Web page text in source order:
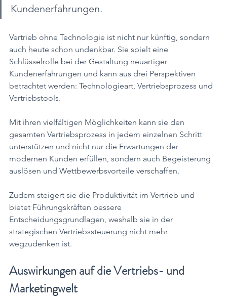
Kundenerfahrungen.
Vertrieb ohne Technologie ist nicht nur künftig, sondern
auch heute schon undenkbar. Sie spielt eine
Schlüsselrolle bei der Gestaltung neuartiger
Kundenerfahrungen und kann aus drei Perspektiven
betrachtet werden: Technologieart, Vertriebsprozess und
Vertriebstools.
Mit ihren vielfältigen Möglichkeiten kann sie den
gesamten Vertriebsprozess in jedem einzelnen Schritt
unterstützen und nicht nur die Erwartungen der
modernen Kunden erfüllen, sondern auch Begeisterung
auslösen und Wettbewerbsvorteile verschaffen.
Zudem steigert sie die Produktivität im Vertrieb und
bietet Führungskräften bessere
Entscheidungsgrundlagen, weshalb sie in der
strategischen Vertriebssteuerung nicht mehr
wegzudenken ist.
Auswirkungen auf die Vertriebs- und
Marketingwelt